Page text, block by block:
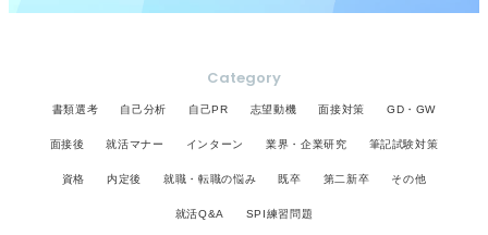
Category
書類選考 自己分析 自己PR 志望動機 面接対策 GD・GW
面接後 就活マナー インターン 業界・企業研究 筆記試験対策
資格 内定後 就職・転職の悩み 既卒 第二新卒 その他
就活Q&A SPI練習問題